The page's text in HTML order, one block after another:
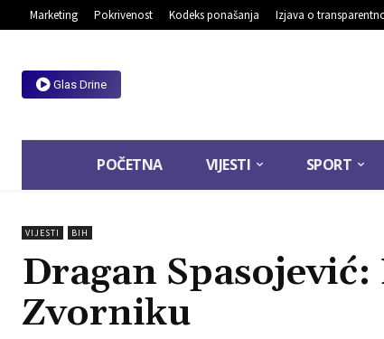
Marketing Pokrivenost Kodeks ponašanja Izjava o
Glas Drine
POČETNA VIJESTI SPORT
VIJESTI BIH
Dragan
Zvorniku